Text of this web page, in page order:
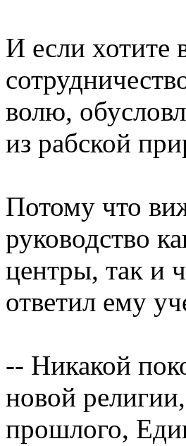
И если хотите
волю,
из рабской
Потому что
руководство
центры, так и
ответил ему
-- Никакой
новой
прошлого,